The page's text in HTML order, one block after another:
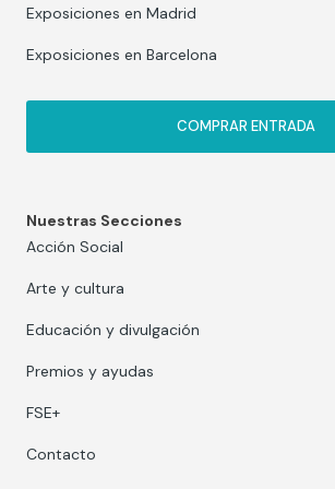
Exposiciones en Madrid
Exposiciones en Barcelona
COMPRAR ENTRADA
Nuestras Secciones
Acción Social
Arte y cultura
Educación y divulgación
Premios y ayudas
FSE+
Contacto